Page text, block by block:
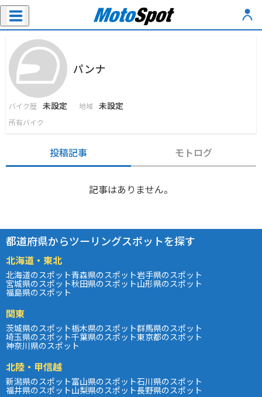
パンナ
バイク歴 未設定 地域 未設定
所有バイク
投稿記事 モトログ
記事はありません。
都道府県からツーリングスポットを探す
北海道・東北
北海道のスポット青森県のスポット岩手県のスポット
宮城県のスポット秋田県のスポット山形県のスポット
福島県のスポット
関東
茨城県のスポット栃木県のスポット群馬県のスポット
埼玉県のスポット千葉県のスポット東京都のスポット
神奈川県のスポット
北陸・甲信越
新潟県のスポット富山県のスポット石川県のスポット
福井県のスポット山梨県のスポット長野県のスポット